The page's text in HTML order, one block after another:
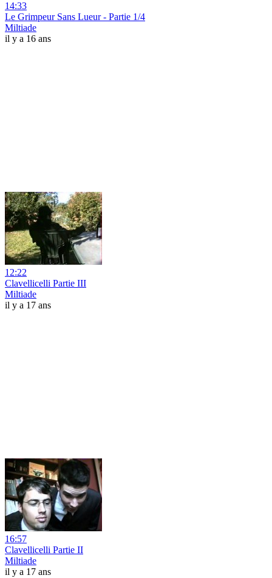
14:33
Le Grimpeur Sans Lueur - Partie 1/4
Miltiade
il y a 16 ans
12:22
Clavellicelli Partie III
Miltiade
il y a 17 ans
16:57
Clavellicelli Partie II
Miltiade
il y a 17 ans